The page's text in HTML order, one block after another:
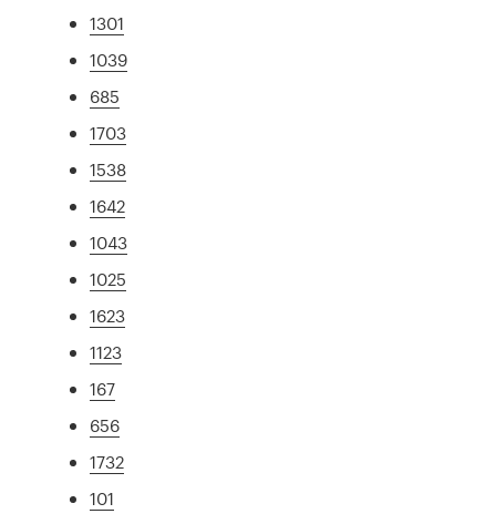
1301
1039
685
1703
1538
1642
1043
1025
1623
1123
167
656
1732
101